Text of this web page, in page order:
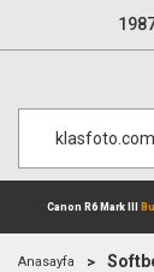
Anasayfa